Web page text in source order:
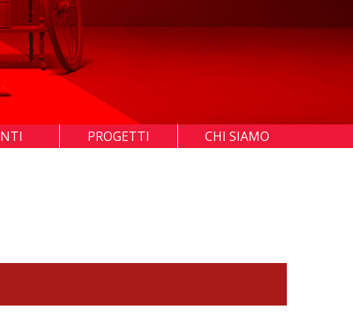
PROGETTI CHI SIAMO